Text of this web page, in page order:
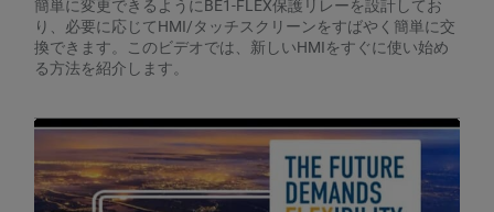
簡単に変更できるようにBE1-FLEX保護リレーを設計してお
り、必要に応じてHMI/タッチスクリーンをすばやく簡単に交
換できます。このビデオでは、新しいHMIをすぐに使い始め
る方法を紹介します。